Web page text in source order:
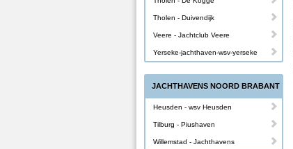
Tholen - Duivendijk
Veere - Jachtclub Veere
Yerseke-jachthaven-wsv-yerseke
JACHTHAVENS NOORD BRABANT
Heusden - wsv Heusden
Tilburg - Piushaven
Willemstad - Jachthavens